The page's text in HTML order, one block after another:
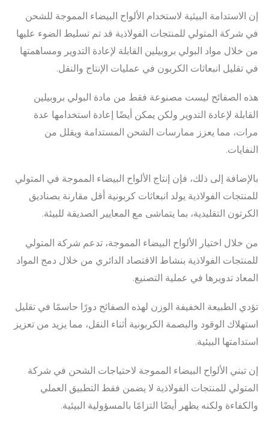
إن الاستدامة البيئية لاستخدام الألواح البيضاء المموجة للشحن
في شركة المتولي للمنتجات الفولاذية قد تم تسليط الضوء عليها
من خلال مواد البولي بروبيلين القابلة لإعادة التدوير ومساهمتها
في تقليل انبعاثات الكربون في عمليات الإنتاج والنقل.
هذه الصفائح ليست مصنوعة فقط من مادة البولي بروبيلين
القابلة لإعادة التدوير ولكن يمكن أيضًا إعادة استخدامها عدة
مرات، مما يعزز ممارسات الشحن المستدامة ويقلل من
النفايات.
بالإضافة إلى ذلك، فإن إنتاج الألواح البيضاء المموجة في المتولي
للمنتجات الفولاذية يولد انبعاثات كربونية أقل مقارنة بصناديق
الكرتون التقليدية، بما يتماشى مع المعايير الصديقة للبيئة.
من خلال اختيار الألواح البيضاء المموجة، تدعم شركة المتولي
للمنتجات الفولاذية بنشاط الاقتصاد الدائري من خلال دمج المواد
المعاد تدويرها في عملية التصنيع.
تؤدي الطبيعة الخفيفة الوزن لهذه الصفائح دورًا حاسمًا في تقليل
استهلاك الوقود والبصمة الكربونية أثناء النقل، مما يزيد من تعزيز
استدامتها البيئية.
إن تبني الألواح البيضاء المموجة لاحتياجات الشحن في شركة
المتولي للمنتجات الفولاذية لا يضمن فقط التطبيق العملي
والكفاءة ولكنه يظهر أيضًا التزامًا بالمسؤولية البيئية.